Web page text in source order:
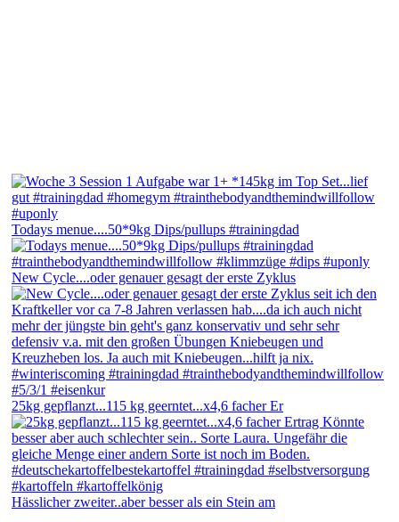
Todays menue....50*9kg Dips/pullups #trainingdad
New Cycle....oder genauer gesagt der erste Zyklus
25kg gepflanzt...115 kg geerntet...x4,6 facher Er
Hässlicher zweiter..aber besser als ein Stein am